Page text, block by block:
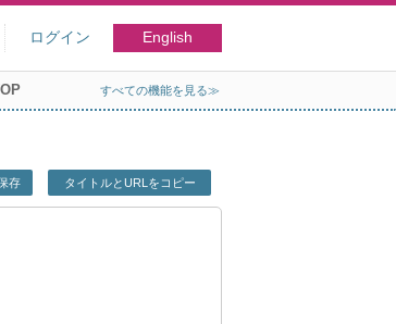
ログイン English
すべての機能を見る≫
存 タイトルとURLをコピー